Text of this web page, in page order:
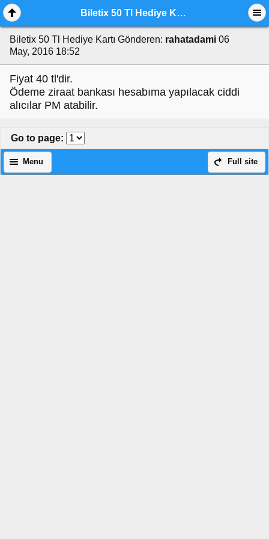
Biletix 50 Tl Hediye Kartı
Biletix 50 Tl Hediye Kartı Gönderen: rahatadami 06
May, 2016 18:52
Fiyat 40 tl'dir.
Ödeme ziraat bankası hesabıma yapılacak ciddi
alıcılar PM atabilir.
Go to page:
Full site
Menu